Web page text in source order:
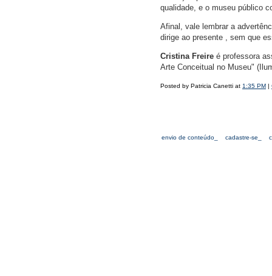
qualidade, e o museu público
Afinal, vale lembrar a
dirige ao presente , sem que
Cristina Freire é professora
Arte Conceitual no Museu"
Posted by Patricia Canetti at 1:35 PM |
envio de conteúdo_ cadastre-se_